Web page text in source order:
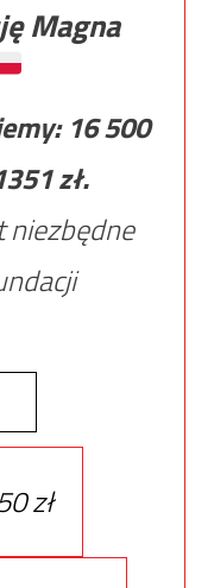
Magna
16 500
zł.
niezbędne
zł